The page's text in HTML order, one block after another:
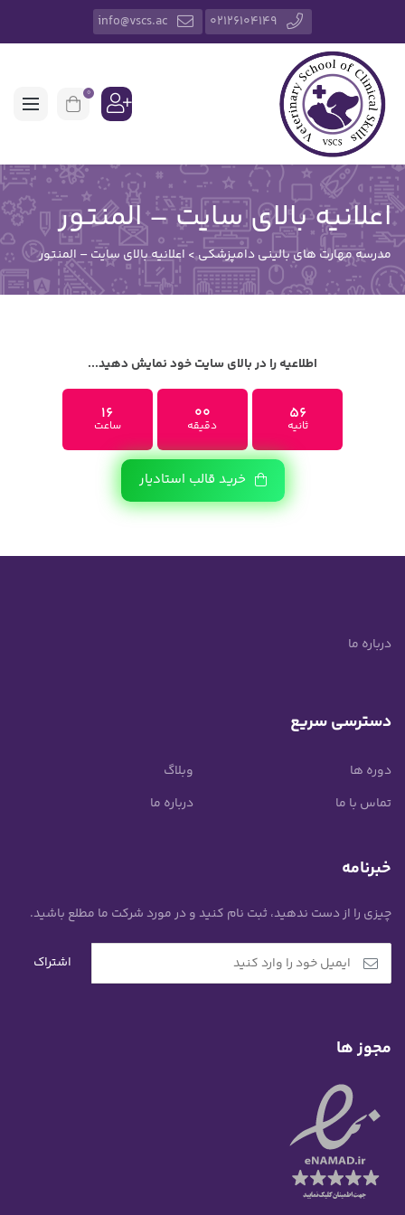
02126104149
info@vscs.ac
0
اعلانیه بالای سایت – المنتور
مدرسه مهارت های بالینی دامپزشکی> اعلانیه بالای سایت – المنتور
اطلاعیه را در بالای سایت خود نمایش دهید...
16
ساعت
00
دقیقه
55
ثانیه
خرید قالب استادیار
درباره ما
دسترسی سریع
دوره ها
وبلاگ
تماس با ما
درباره ما
خبرنامه
چیزی را از دست ندهید، ثبت نام کنید و در مورد شرکت ما مطلع باشید.
مجوز ها